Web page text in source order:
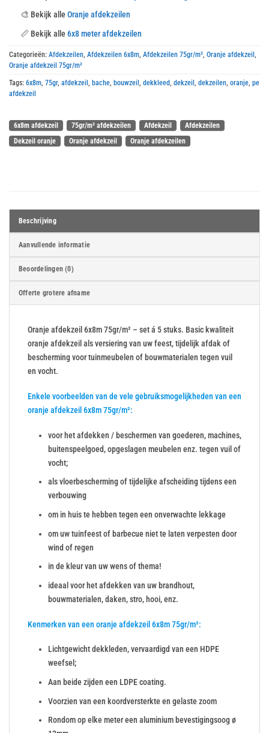
🎨 Bekijk alleOranje afdekzeilen
📏 Bekijk alle6x8 meter afdekzeilen
Categorieën: Afdekzeilen, Afdekzeilen 6x8m, Afdekzeilen 75gr/m², Oranje afdekzeil ,
Oranje afdekzeil 75gr/m²
Tags: 6x8m, 75gr, afdekzeil , bache, bouwzeil , dekkleed, dekzeil , dekzeilen, oranje, pe
afdekzeil
6x8m afdekzeil 75gr/m² afdekzeilen Afdekzeil
Afdekzeilen
Dekzeil oranje
Oranje afdekzeil Oranje afdekzeilen
Beschrijving
Aanvullende informatie
Beoordelingen (0)
Offerte grotere afname
Oranje afdekzeil 6x8m 75gr/m² – set á 5 stuks. Basic kwaliteit
oranje afdekzeil als versiering van uw feest, tijdelijk afdak of
bescherming voor tuinmeubelen of bouwmaterialen tegen vuil
en vocht.
Enkele voorbeelden van de vele gebruiksmogelijkheden van een
oranje afdekzeil 6x8m 75gr/m²:
voor het afdekken / beschermen van goederen, machines,
buitenspeelgoed, opgeslagen meubelen enz. tegen vuil of
vocht;
als vloerbescherming of tijdelijke afscheiding tijdens een
verbouwing
om in huis te hebben tegen een onverwachte lekkage
om uw tuinfeest of barbecue niet te laten verpesten door
wind of regen
in de kleur van uw wens of thema!
ideaal voor het afdekken van uw brandhout,
bouwmaterialen, daken, stro, hooi, enz.
Kenmerken van een oranje afdekzeil 6x8m 75gr/m²:
Lichtgewicht dekkleden, vervaardigd van een HDPE
weefsel;
Aan beide zijden een LDPE coating.
Voorzien van een koordversterkte en gelaste zoom
Rondom op elke meter een aluminium bevestigingsoog ø